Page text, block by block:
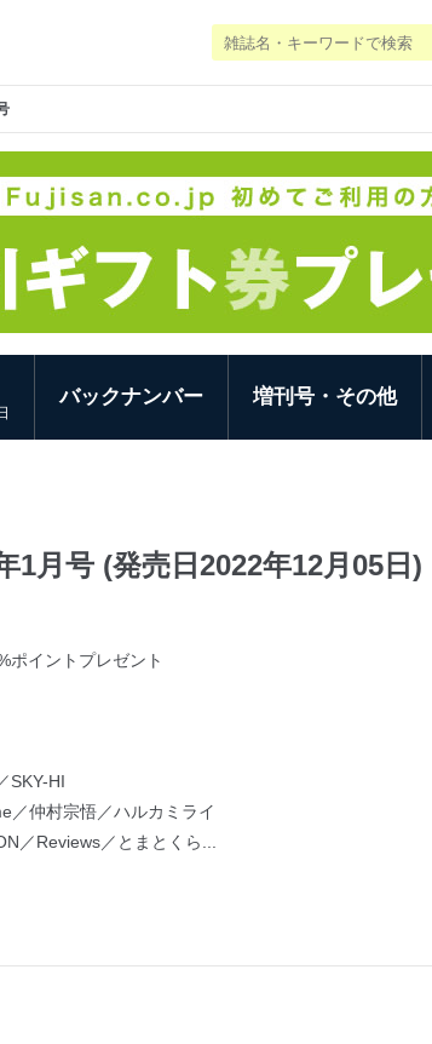
バックナンバー 増刊号・その他
1月号 (発売日2022年12月05日)
ポイントプレゼント
SKY-HI
／仲村宗悟／ハルカミライ
／Reviews／とまとくら...